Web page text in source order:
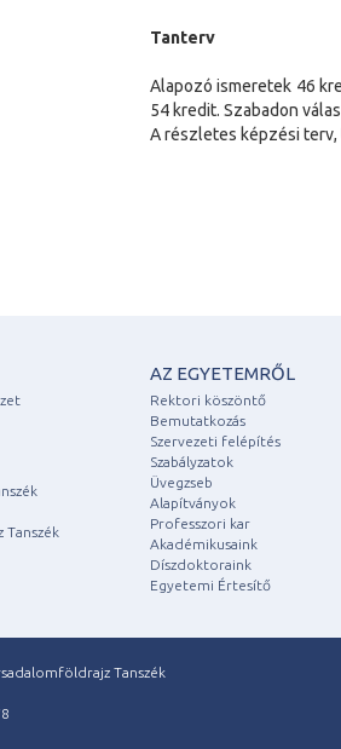
Tanterv
Alapozó ismeretek 46
54 kredit. Szabadon
A részletes képzési terv,
Tanszék
AZ EGYETEMRŐL
Rektori köszöntő
Bemutatkozás
Szervezeti felépítés
Szabályzatok
Üvegzseb
Alapítványok
Professzori kar
Akadémikusaink
Díszdoktoraink
Egyetemi Értesítő
Tanszék